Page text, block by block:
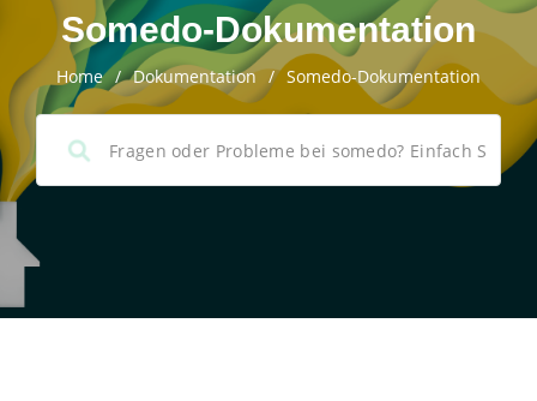
Somedo-Dokumentation
Home / Dokumentation / Somedo-Dokumentation